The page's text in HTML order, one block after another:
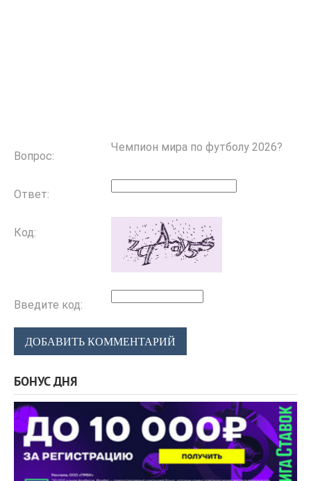
Вопрос:
Чемпион мира по футболу 2026?
Ответ:
Код:
Введите код:
ДОБАВИТЬ КОММЕНТАРИЙ
БОНУС ДНЯ